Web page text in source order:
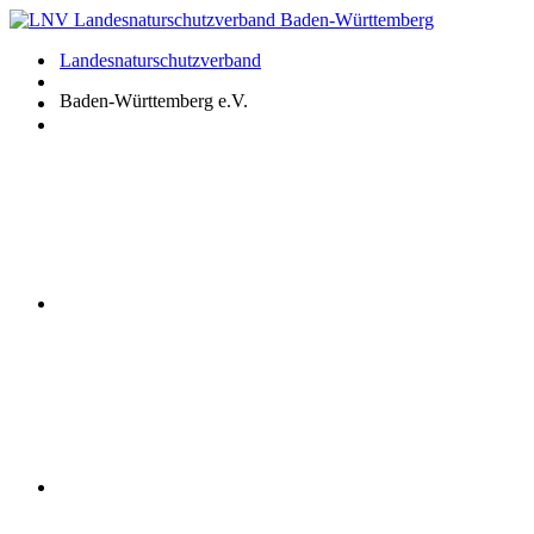
Zum
springenLandesnaturschutzverband
Baden-Württemberg e.V.